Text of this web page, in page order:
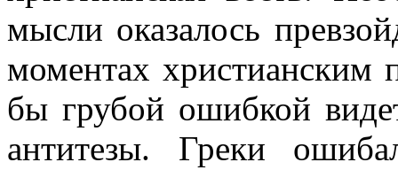
мысли оказалось
моментах христианским
бы грубой ошибкой
антитезы. Греки